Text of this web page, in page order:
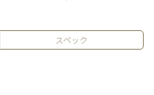
スペック